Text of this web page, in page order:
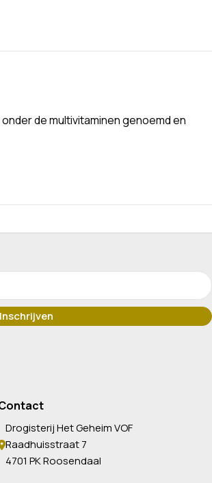
de multivitaminen genoemd en
Drogisterij Het Geheim VOF
Raadhuisstraat 7
4701 PK Roosendaal